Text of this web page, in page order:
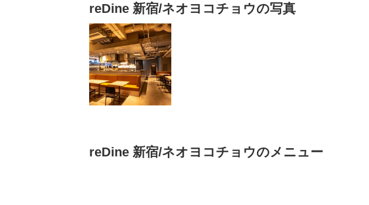
reDine 新宿/ネオヨコチョウの写真
reDine 新宿/ネオヨコチョウのメニュー